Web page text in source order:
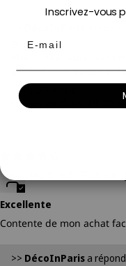
Bonjour,
produit vous donne
Cordialement,
Le service client DECO
Excellente
Contente de mon achat
>> DécoInParis a
Inscrivez-vous